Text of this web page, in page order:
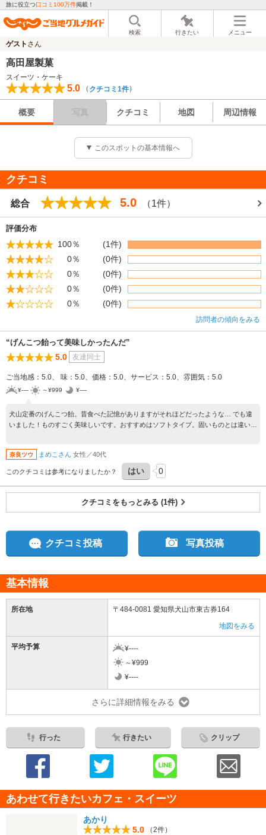
旅に役立つ口コミ100万件掲載！
検索 行きたい メニュー
ゲスト さん
高田屋製菓
スイーツ・ケーキ
5.0 （ クチコミ1件）
概要 写真 クチコミ 地図 周辺情報
このスポットの基本情報へ
クチコミ
総合 5.0 （1件）
評価分布
100％
(1件)
0％
(0件)
0％
(0件)
0％
(0件)
0％
(0件)
訪問者の傾向をみる
“げんこつ飴って美味しかったんだ”
5.0 友達同士
ご当地感：5.0、 味：5.0、価格：5.0、サービス：5.0、雰囲気：5.0
¥---- ～¥999 ¥----
犬山定番のげんこつ飴。昔食べた記憶がありますがそれほどだったような… でも違
いました！ものすごく美味しいです。おすすめはソフトタイプ。固いものとは違い、
悔。いろんな種類があるので次回いろいろ買ってみたいです。試食があるので選びや
すかったです。
奈良ツウ まめこさん 女性／40代
このクチコミは参考になりましたか？ はい 0
クチコミをもっとみる (1件)
クチコミ投稿 写真投稿
基本情報
所在地
〒484-0081 愛知県犬山市東古券164
地図をみる
平均予算
¥----
～¥999
¥----
さらに詳細情報をみる
行った 行きたい クリップ
あわせて行きたいカフェ・スイーツ
あかり
5.0
（2件）